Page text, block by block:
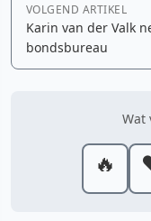
VOLGEND ARTIKEL
Karin van der Valk
bondsbureau
Wat
🔥